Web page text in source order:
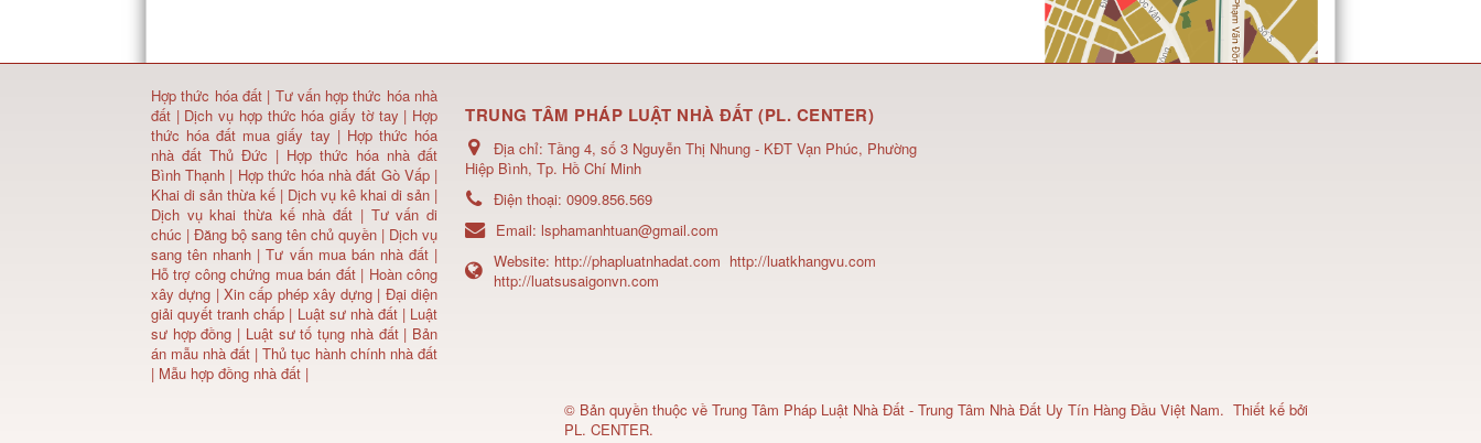
Hợp thức hóa đất| Tư vấn hợp thức hóa nhà
đất | Dịch vụ hợp thức hóa giấy tờ tay | Hợp
thức hóa đất mua giấy tay | Hợp thức hóa
nhà đất Thủ Đức | Hợp thức hóa nhà đất
Bình Thạnh | Hợp thức hóa nhà đất Gò Vấp|
Khai di sản thừa kế | Dịch vụ kê khai di sản |
Dịch vụ khai thừa kế nhà đất | Tư vấn di
chúc | Đăng bộ sang tên chủ quyền | Dịch vụ
sang tên nhanh |Tư vấn mua bán nhà đất |
Hỗ trợ công chứng mua bán đất | Hoàn công
xây dựng | Xin cấp phép xây dựng | Đại diện
giải quyết tranh chấp | Luật sư nhà đất| Luật
sư hợp đồng | Luật sư tố tụng nhà đất | Bản
án mẫu nhà đất | Thủ tục hành chính nhà đất
| Mẫu hợp đồng nhà đất |
TRUNG TÂM PHÁP LUẬT NHÀ ĐẤT (PL. CENTER)
Địa chỉ: Tầng 4, số 3 Nguyễn Thị Nhung - KĐT Vạn Phúc, Phường
Hiệp Bình, Tp. Hồ Chí Minh
Điện thoại: 0909.856.569
Email: lsphamanhtuan@gmail.com
Website: http://phapluatnhadat.com http://luatkhangvu.com
http://luatsusaigonvn.com
© Bản quyền thuộc về Trung Tâm Pháp Luật Nhà Đất - Trung Tâm Nhà Đất Uy Tín Hàng Đầu Việt Nam. Thiết kế bởi
PL. CENTER.